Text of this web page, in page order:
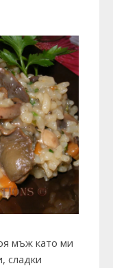
мъж като ми
сладки